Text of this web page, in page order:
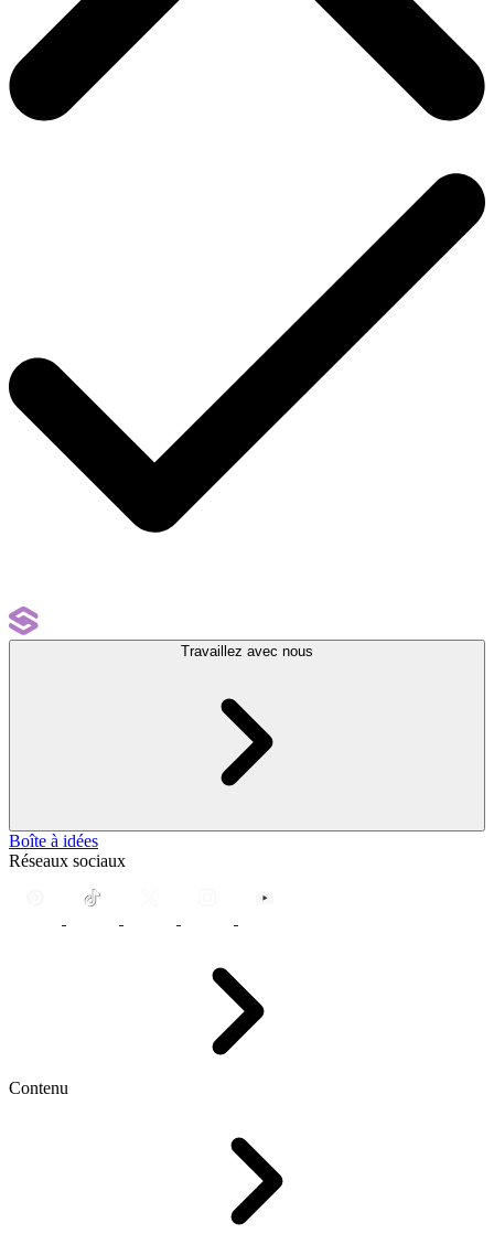
Travaillez avec nous
Boîte à idées
Réseaux sociaux
Contenu